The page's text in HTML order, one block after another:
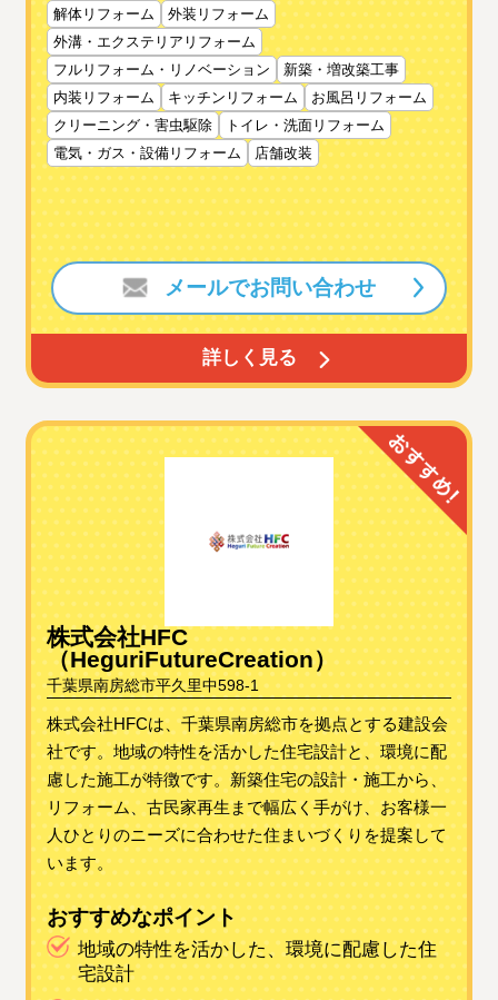
解体リフォーム
外装リフォーム
外溝・エクステリアリフォーム
フルリフォーム・リノベーション
新築・増改築工事
内装リフォーム
キッチンリフォーム
お風呂リフォーム
クリーニング・害虫駆除
トイレ・洗面リフォーム
電気・ガス・設備リフォーム
店舗改装
詳しく見る
メールでお問い合わせ
株式会社HFC
（HeguriFutureCreation）
千葉県南房総市平久里中598-1
株式会社HFCは、千葉県南房総市を拠点とする建設会
社です。地域の特性を活かした住宅設計と、環境に配
慮した施工が特徴です。新築住宅の設計・施工から、
リフォーム、古民家再生まで幅広く手がけ、お客様一
人ひとりのニーズに合わせた住まいづくりを提案して
います。
おすすめなポイント
地域の特性を活かした、環境に配慮した住
宅設計